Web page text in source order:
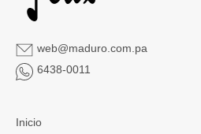
web@maduro.com.pa
6438-0011
Inicio